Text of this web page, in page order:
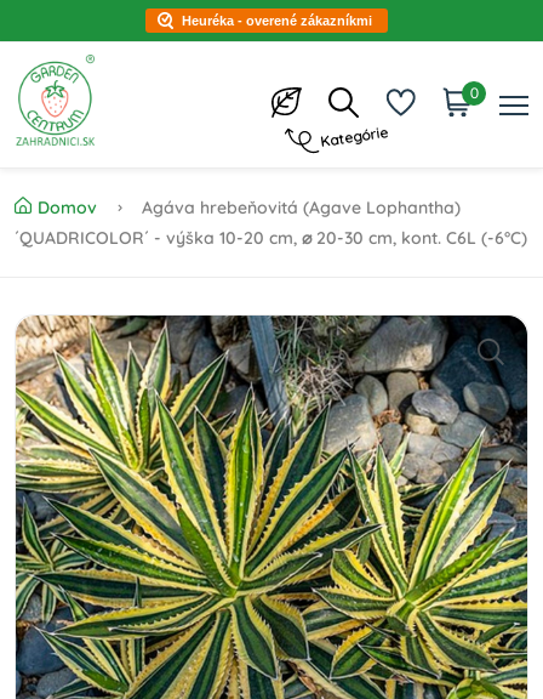
Heuréka - overené zákazníkmi
Kategórie
0
Domov
Agáva hrebeňovitá (Agave Lophantha)
´QUADRICOLOR´ - výška 10-20 cm, ⌀ 20-30 cm, kont. C6L (-6°C)